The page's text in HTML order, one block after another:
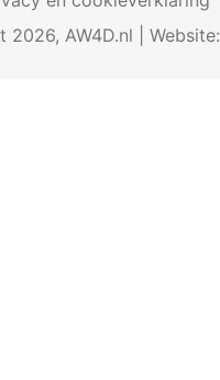
AW4D.nl | Website: